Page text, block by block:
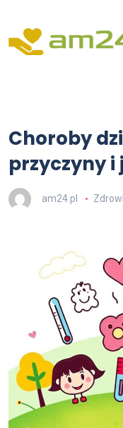
Choroby
przyczyny
am24.pl